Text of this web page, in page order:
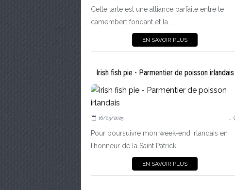
Cette tarte est une alliance parfaite entre le
camembert fondant et la...
EN SAVOIR PLUS
Irish fish pie - Parmentier de poisson irlandais
16/03/2025
Pour poursuivre mon week-end Irlandais en
l’honneur de la Saint Patrick,...
EN SAVOIR PLUS